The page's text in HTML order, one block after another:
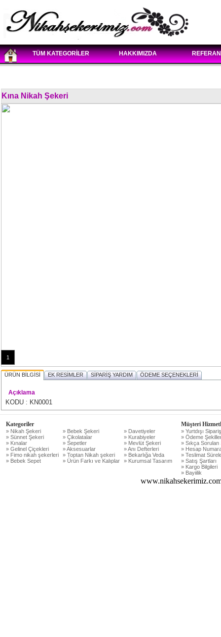
TÜM KATEGORİLER HAKKIMIZDA
Kına Nikah Şekeri
1
ÜRÜN BİLGİSİ EK RESİMLER SİPARİŞ YARDIM ÖDEME SEÇENEKLERİ
Açıklama
KODU : KN0001
Kategoriler
» Nikah Şekeri » Bebek Şekeri
» Davetiyeler
» Sünnet Şekeri
» Çikolatalar
» Kurabiyeler
» Kınalar
» Sepetler
» Mevlüt Şekeri
» Gelinel Çiçekleri
» Aksesuarlar
» Anı Defterleri
» Fimo nikah şekerleri
» Toptan Nikah şekeri
» Bekarlığa Veda
» Bebek Sepet
» Ürün Farkı ve Kalıplar » Kurumsal Tasarım
Müşteri
» Yurtdışı
» Ödeme
» Sıkça Sorulan
» Hesap
» Teslimat
» Satış Şartları
» Kargo Bilgileri
» Bayiilik